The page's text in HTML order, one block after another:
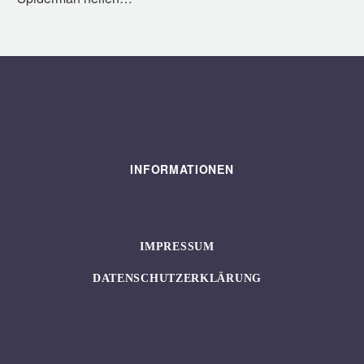
INFORMATIONEN
IMPRESSUM
DATENSCHUTZERKLÄRUNG